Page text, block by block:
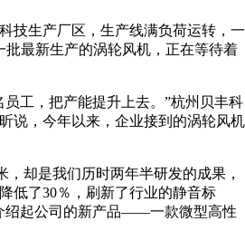
技生产厂区，生产线满负荷运转，一
批最新生产的涡轮风机，正在等待着
员工，把产能提升上去。”杭州贝丰科
说，今年以来，企业接到的涡轮风机
，却是我们历时两年半研发的成果，
低了30％，刷新了行业的静音标
绍起公司的新产品——一款微型高性